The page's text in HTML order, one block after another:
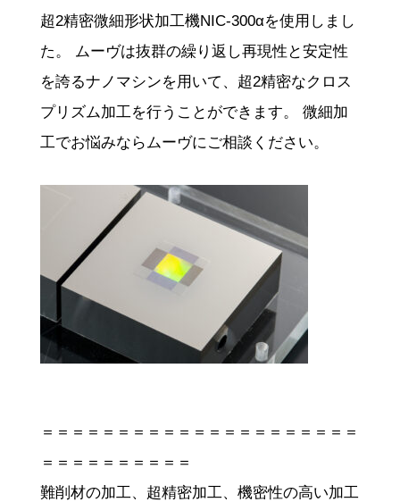
超2精密微細形状加工機NIC-300αを使用しまし
た。 ムーヴは抜群の繰り返し再現性と安定性
を誇るナノマシンを用いて、超2精密なクロス
プリズム加工を行うことができます。 微細加
工でお悩みならムーヴにご相談ください。
＝＝＝＝＝＝＝＝＝＝＝＝＝＝＝＝＝＝＝＝＝
＝＝＝＝＝＝＝＝＝＝
難削材の加工、超精密加工、機密性の高い加工